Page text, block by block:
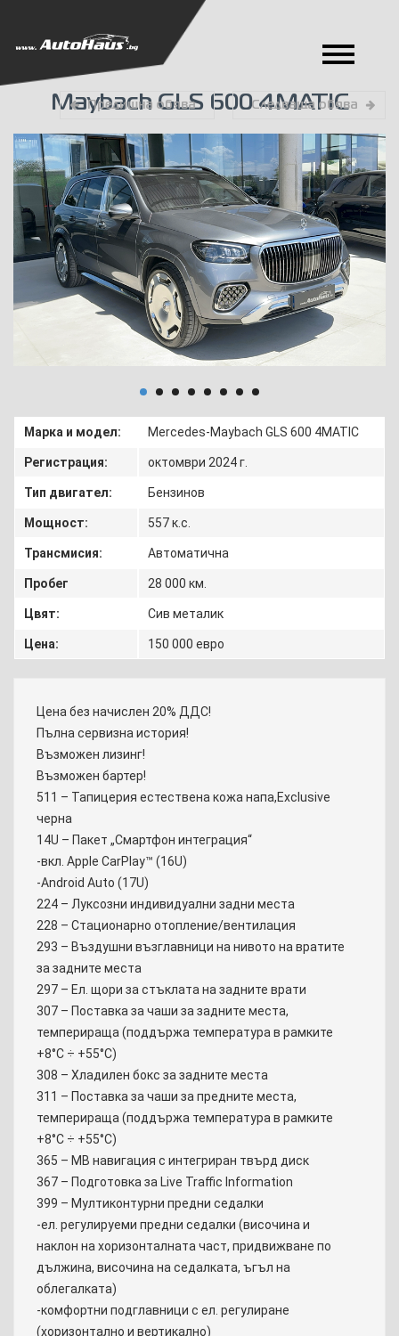
Maybach GLS 600 4MATIC
Предишна обява Следваща обява
Марка и модел: Mercedes-Maybach GLS 600 4MATIC
Регистрация: октомври 2024 г.
Тип двигател: Бензинов
Мощност: 557 к.с.
Трансмисия: Автоматична
Пробег 28 000 км.
Цвят: Сив металик
Цена: 150 000 евро
Цена без начислен 20% ДДС!
Пълна сервизна история!
Възможен лизинг!
Възможен бартер!
511 – Тапицерия естествена кожа напа,Exclusive
черна
14U – Пакет „Смартфон интеграция“
-вкл. Apple CarPlay™ (16U)
-Android Auto (17U)
224 – Луксозни индивидуални задни места
228 – Стационарно отопление/вентилация
293 – Въздушни възглавници на нивото на вратите
за задните места
297 – Ел. щори за стъклата на задните врати
307 – Поставка за чаши за задните места,
темперираща (поддържа температура в рамките
+8°C ÷ +55°C)
308 – Хладилен бокс за задните места
311 – Поставка за чаши за предните места,
темперираща (поддържа температура в рамките
+8°C ÷ +55°C)
365 – MB навигация с интегриран твърд диск
367 – Подготовка за Live Traffic Information
399 – Мултиконтурни предни седалки
-ел. регулируеми предни седалки (височина и
наклон на хоризонталната част, придвижване по
дължина, височина на седалката, ъгъл на
облегалката)
-комфортни подглавници с ел. регулиране
(хоризонтално и вертикално)